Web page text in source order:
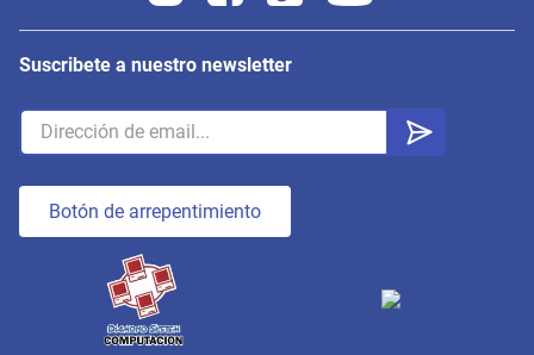
Contacto
WhatsApp: 1144082118
info@diamondcomputacion.com.ar
Sucursales de retiro
09:00 a 20:00 hs
Conocé las sucursales